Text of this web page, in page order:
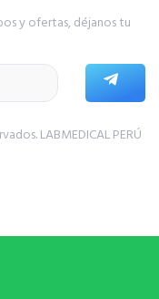
y ofertas, déjanos tu
LABMEDICAL PERÚ